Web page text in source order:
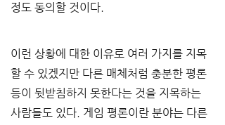
정도 동의할 것이다.
이런 상황에 대한 이유로 여러 가지를 지목
할 수 있겠지만 다른 매체처럼 충분한 평론
등이 뒷받침하지 못한다는 것을 지목하는
사람들도 있다. 게임 평론이란 분야는 다른